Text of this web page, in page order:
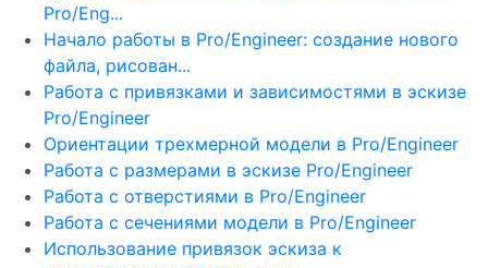
Pro/Eng...
Начало работы в Pro/Engineer: создание нового
файла, рисован...
Работа с привязками и зависимостями в эскизе
Pro/Engineer
Ориентации трехмерной модели в Pro/Engineer
Работа с размерами в эскизе Pro/Engineer
Работа с отверстиями в Pro/Engineer
Работа с сечениями модели в Pro/Engineer
Использование привязок эскиза к